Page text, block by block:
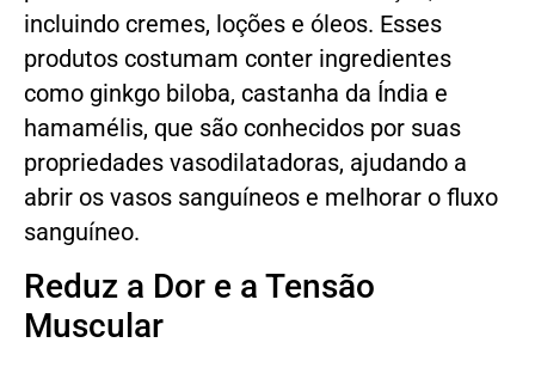
incluindo cremes, loções e óleos. Esses
produtos costumam conter ingredientes
como ginkgo biloba, castanha da Índia e
hamamélis, que são conhecidos por suas
propriedades vasodilatadoras, ajudando a
abrir os vasos sanguíneos e melhorar o fluxo
sanguíneo.
Reduz a Dor e a Tensão
Muscular